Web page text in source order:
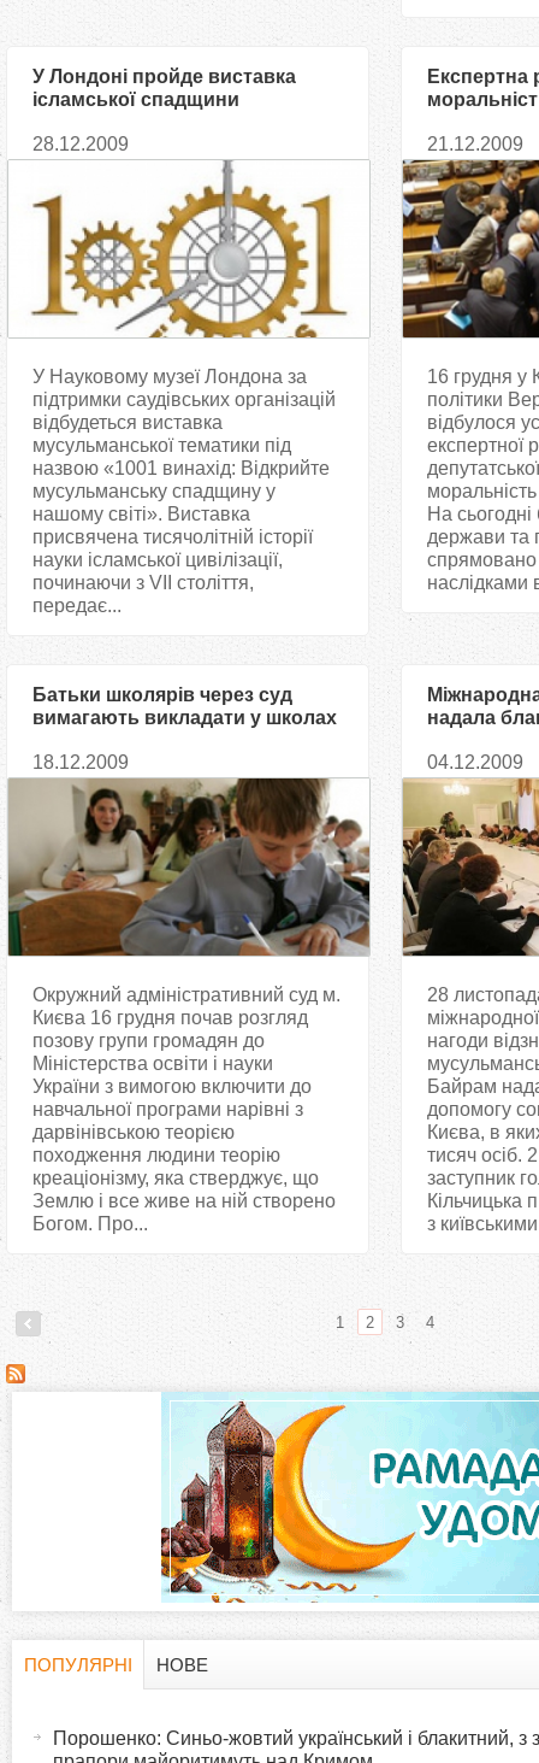
У Лондоні пройде виставка
ісламської спадщини
28.12.2009
У Науковому музеї Лондона за
підтримки саудівських організацій
відбудеться виставка
мусульманської тематики під
назвою «1001 винахід: Відкрийте
мусульманську спадщину у
нашому світі». Виставка
присвячена тисячолітній історії
науки ісламської цивілізації,
починаючи з VII століття,
передає...
Експертна
засідання
21.12.2009
16 грудня у
політики
відбулося
експертної
На сьогодні
держави та
спрямовано
наслідками
Батьки школярів через суд
вимагають викладати у школах
18.12.2009
Окружний адміністративний суд м.
Києва 16 грудня почав розгляд
позову групи громадян до
Міністерства освіти і науки
України з вимогою включити до
навчальної програми нарівні з
дарвінівською теорією
походження людини теорію
креаціонізму, яка стверджує, що
Землю і все живе на ній створено
Богом. Про...
надала
04.12.2009
28
нагоди
Байрам
допомогу
Києва, в
тисяч осіб.
заступник
Кільчицька
з
С
1 2 3 4
ПОПУЛЯРНІ
НОВЕ
Порошенко: Синьо-жовтий український і блакитний, з